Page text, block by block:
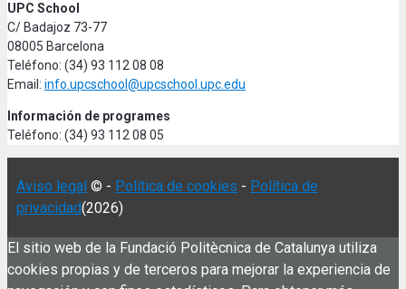
UPC School
C/ Badajoz 73-77
08005 Barcelona
Teléfono: (34) 93 112 08 08
Email: info.upcschool@upcschool.upc.edu
Información de programes
Teléfono: (34) 93 112 08 05
Aviso legal © - Política de cookies - Política de
privacidad(2026)
El sitio web de la Fundació Politècnica de Catalunya utiliza
cookies propias y de terceros para mejorar la experiencia de